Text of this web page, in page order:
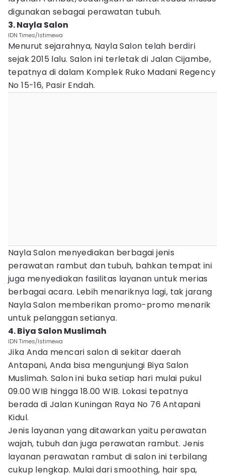
digunakan sebagai perawatan tubuh.
3. Nayla Salon
IDN Times/Istimewa
Menurut sejarahnya, Nayla Salon telah berdiri
sejak 2015 lalu. Salon ini terletak di Jalan Cijambe,
tepatnya di dalam Komplek Ruko Madani Regency
No 15-16, Pasir Endah.
Nayla Salon menyediakan berbagai jenis
perawatan rambut dan tubuh, bahkan tempat ini
juga menyediakan fasilitas layanan untuk merias
berbagai acara. Lebih menariknya lagi, tak jarang
Nayla Salon memberikan promo-promo menarik
untuk pelanggan setianya.
4. Biya Salon Muslimah
IDN Times/Istimewa
Jika Anda mencari salon di sekitar daerah
Antapani, Anda bisa mengunjungi Biya Salon
Muslimah. Salon ini buka setiap hari mulai pukul
09.00 WIB hingga 18.00 WIB. Lokasi tepatnya
berada di Jalan Kuningan Raya No 76 Antapani
Kidul.
Jenis layanan yang ditawarkan yaitu perawatan
wajah, tubuh dan juga perawatan rambut. Jenis
layanan perawatan rambut di salon ini terbilang
cukup lengkap. Mulai dari smoothing, hair spa,